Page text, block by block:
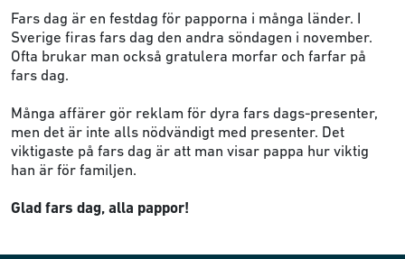
Fars dag är en festdag för papporna i många länder. I
Sverige firas fars dag den andra söndagen i november.
Ofta brukar man också gratulera morfar och farfar på
fars dag.
Många affärer gör reklam för dyra fars dags-presenter,
men det är inte alls nödvändigt med presenter. Det
viktigaste på fars dag är att man visar pappa hur viktig
han är för familjen.
Glad fars dag, alla pappor!